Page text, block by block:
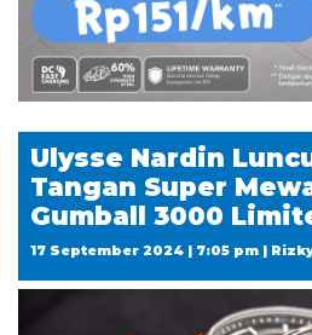
Ulysse Nardin
Tangan Super
Gumball 3000
17 September 2024 | 7:05 pm |